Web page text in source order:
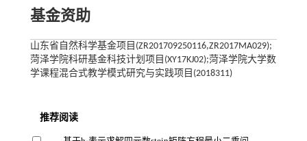
基金资助
山东省自然科学基金项目(ZR201709250116,ZR2017MA029);
菏泽学院科研基金科技计划项目(XY17KJ02);菏泽学院大学数
学课程混合式教学模式研究与实践项目(2018311)